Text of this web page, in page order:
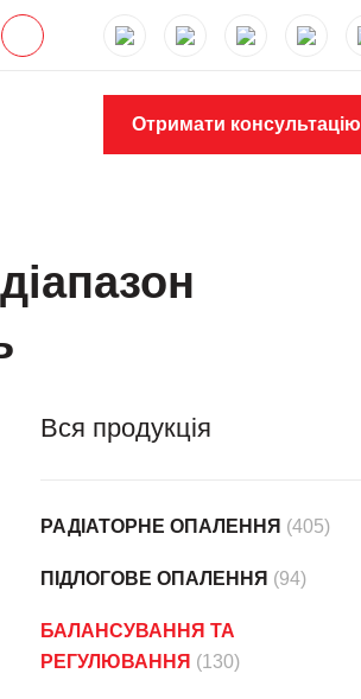
Отримати консультацію
Вся продукція
РАДІАТОРНЕ ОПАЛЕННЯ (405)
ПІДЛОГОВЕ ОПАЛЕННЯ (94)
БАЛАНСУВАННЯ ТА
РЕГУЛЮВАННЯ (130)